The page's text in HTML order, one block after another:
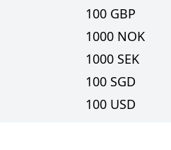
100 GBP
1000 NOK
1000 SEK
100 SGD
100 USD